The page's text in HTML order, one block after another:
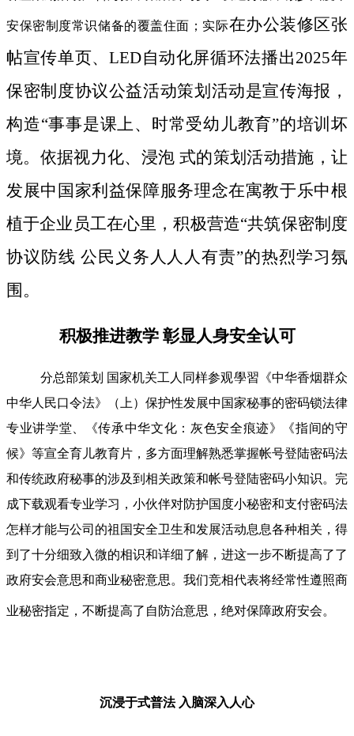
安保密制度常识储备的覆盖住面；实际在办公装修区张
帖宣传单页、LED自动化屏循环法播出2025年
保密制度协议公益活动策划活动是宣传海报，
构造“事事是课上、时常受幼儿教育”的培训坏
境。依据视力化、浸泡 式的策划活动措施，让
发展中国家利益保障服务理念在寓教于乐中根
植于企业员工在心里，积极营造“共筑保密制度
协议防线 公民义务人人人有责”的热烈学习氛
围。
积极推进教学 彰显人身安全认可
分总部策划 国家机关工人同样参观學習《中华香烟群众
中华人民口令法》（上）保护性发展中国家秘事的密码锁法律
专业讲学堂、《传承中华文化：灰色安全痕迹》《指间的守
候》等宣全育儿教育片，多方面理解熟悉掌握帐号登陆密码法
和传统政府秘事的涉及到相关政策和帐号登陆密码小知识。完
成下载观看专业学习，小伙伴对防护国度小秘密和支付密码法
怎样才能与公司的祖国安全卫生和发展活动息息各种相关，得
到了十分细致入微的相识和详细了解，进这一步不断提高了了
政府安会意思和商业秘密意思。我们竞相代表将经常性遵照商
业秘密指定，不断提高了自防治意思，绝对保障政府安会。
沉浸于式普法 入脑深入人心